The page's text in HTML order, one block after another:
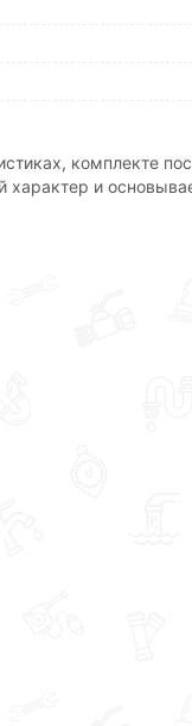
комплекте
характер и